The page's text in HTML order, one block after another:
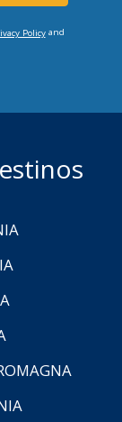
Policyand